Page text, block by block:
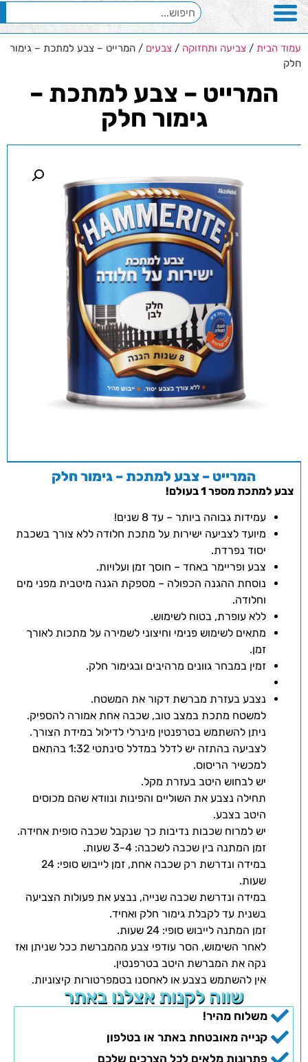
עמוד הבית / צביעה ותחזוקה / צבעים / המרייט – צבע למתכת – גימור
חלק
המרייט – צבע למתכת –
גימור חלק
המרייט – צבע למתכת – גימור חלק
צבע למתכת מספר 1 בעולם!
עמידות גבוהה ביותר – עד 8 שנים!
מיועד לצביעה ישירות על מתכת חלודה ללא צורך בשכבת
יסוד נפרדת.
צבע ופריימר באחד – חוסך זמן ועלויות.
נוסחת ההגנה הכפולה – מספקת הגנה מיטבית מפני מים
וחלודה.
ללא עופרת, בטוח לשימוש.
מתאים לשימוש פנימי וחיצוני לשמירה על מתכות לאורך
זמן.
זמין במבחר גוונים מרהיבים ובגימור חלק.
נצבע בעזרת מברשת דקור את המשטח.
למשטח מתכת במצב טוב, שכבה אחת אמורה להספיק.
ניתן להשתמש בטרפנטין מינרלי לדילול במידת הצורך.
לצביעה בהתזה יש לדלל במדלל סינתטי 1:32 בהתאם
למכשיר הריסוס.
יש לבחוש היטב בעזרת מקל.
תחילה נצבע את השוליים והפינות ונוודא שהם מכוסים
היטב בצבע.
יש למרוח שכבות נדיבות כך שנקבל שכבה סופית אחידה.
זמן המתנה בין שכבה לשכבה: 3-4 שעות.
במידה ונדרשת רק שכבה אחת, זמן לייבוש סופי: 24
שעות.
במידה ונדרשת שכבה שנייה, נבצע את פעולות הצביעה
בשנית עד לקבלת גימור חלק ואחיד.
זמן המתנה לייבוש סופי: 24 שעות.
לאחר השימוש, הסר עודפי צבע מהמברשת ככל שניתן ואז
נקה את המברשת היטב בטרפנטין.
אין להשתמש בצבע או לאחסנו בטמפרטורות קיצוניות.
שווה לקנות אצלנו באתר
משלוח מהיר!
קנייה מאובטחת באתר או בטלפון
פתרונות מלאים לכל הצרכים שלכם